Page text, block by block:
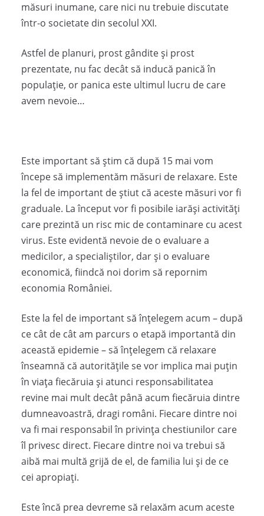
măsuri inumane, care nici nu trebuie discutate
într-o societate din secolul XXI.
Astfel de planuri, prost gândite și prost
prezentate, nu fac decât să inducă panică în
populație, or panica este ultimul lucru de care
avem nevoie…
Este important să știm că după 15 mai vom
începe să implementăm măsuri de relaxare. Este
la fel de important de știut că aceste măsuri vor fi
graduale. La început vor fi posibile iarăși activități
care prezintă un risc mic de contaminare cu acest
virus. Este evidentă nevoie de o evaluare a
medicilor, a specialiștilor, dar și o evaluare
economică, fiindcă noi dorim să repornim
economia României.
Este la fel de important să înțelegem acum – după
ce cât de cât am parcurs o etapă importantă din
această epidemie – să înțelegem că relaxare
înseamnă că autoritățile se vor implica mai puțin
în viața fiecăruia și atunci responsabilitatea
revine mai mult decât până acum fiecăruia dintre
dumneavoastră, dragi români. Fiecare dintre noi
va fi mai responsabil în privința chestiunilor care
îl privesc direct. Fiecare dintre noi va trebui să
aibă mai multă grijă de el, de familia lui și de ce
cei apropiați.
Este încă prea devreme să relaxăm acum aceste